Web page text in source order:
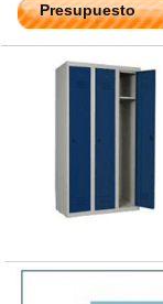
Presupuesto